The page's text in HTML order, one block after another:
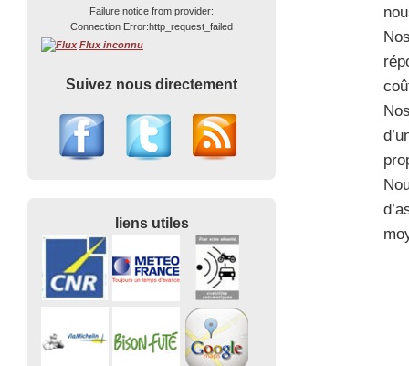
Failure notice from provider:
Connection Error:http_request_failed
Flux inconnu
Suivez nous directement
liens utiles